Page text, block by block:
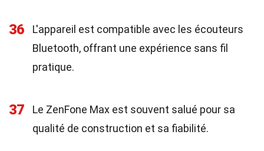
36
L'appareil est compatible avec les écouteurs
Bluetooth, offrant une expérience sans fil
pratique.
37
Le ZenFone Max est souvent salué pour sa
qualité de construction et sa fiabilité.